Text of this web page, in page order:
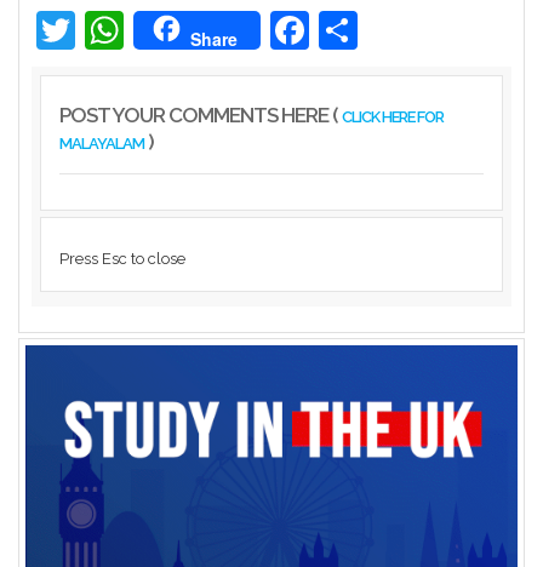
Kerala
Twitter WhatsAppShare Facebook
POST YOUR COMMENTS HERE ( CLICK HERE FOR
MALAYALAM)
Press Esc to close